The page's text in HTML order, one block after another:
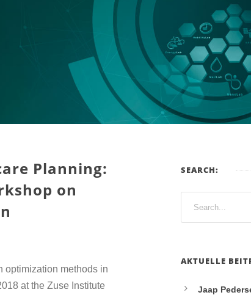
Planning:
on
optimization methods in
at the Zuse Institute
SEARCH:
AKTUELLE
Jaap